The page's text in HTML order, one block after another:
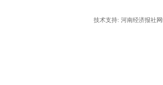
技术支持: 河南经济报社